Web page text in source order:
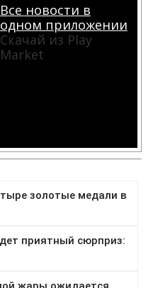
Все новости в
одном приложении
Скачай из Play
Market